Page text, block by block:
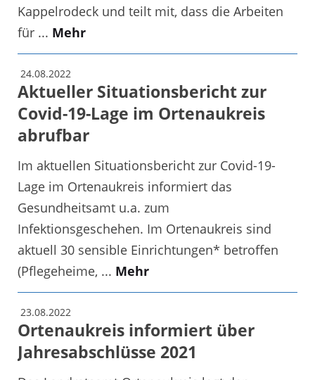
Kappelrodeck und teilt mit, dass die Arbeiten
für ... Mehr
24.08.2022
Aktueller Situationsbericht zur
Covid-19-Lage im Ortenaukreis
abrufbar
Im aktuellen Situationsbericht zur Covid-19-
Lage im Ortenaukreis informiert das
Gesundheitsamt u.a. zum
Infektionsgeschehen. Im Ortenaukreis sind
aktuell 30 sensible Einrichtungen* betroffen
(Pflegeheime, ... Mehr
23.08.2022
Ortenaukreis informiert über
Jahresabschlüsse 2021